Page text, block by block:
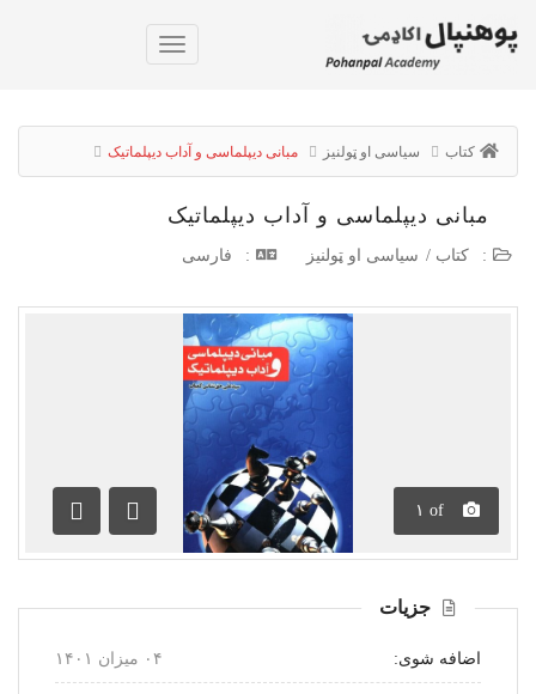
کتاب سیاسی او ټولنیز مبانی دیپلماسی و آداب دیپلماتیک
مبانی دیپلماسی و آداب دیپلماتیک
: کتاب / سیاسی او ټولنیز : فارسی
۱ of
مخکینی بل
جزیات
اضافه شوی: ۰۴ میزان ۱۴۰۱